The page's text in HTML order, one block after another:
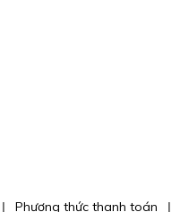
Phương thức thanh toán